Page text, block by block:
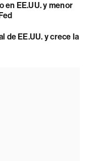
en EE.UU. y menor
de EE.UU. y crece la